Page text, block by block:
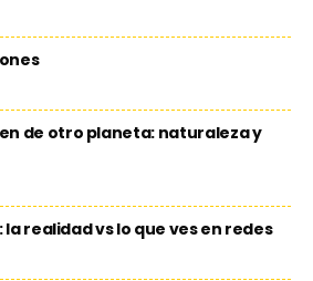
de otro planeta: naturaleza y
realidad vs lo que ves en redes